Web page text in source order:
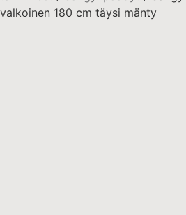
valkoinen 180 cm täysi mänty